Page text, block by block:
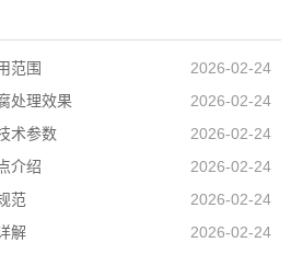
范围
2026-02-24
处理效果
2026-02-24
术参数
2026-02-24
介绍
2026-02-24
范
2026-02-24
解
2026-02-24